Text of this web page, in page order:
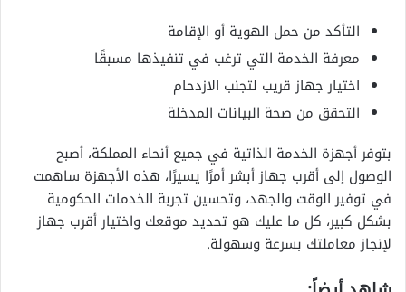
التأكد من حمل الهوية أو الإقامة
معرفة الخدمة التي ترغب في تنفيذها مسبقًا
اختيار جهاز قريب لتجنب الازدحام
التحقق من صحة البيانات المدخلة
بتوفر أجهزة الخدمة الذاتية في جميع أنحاء المملكة، أصبح
الوصول إلى أقرب جهاز أبشر أمرًا يسيرًا، هذه الأجهزة ساهمت
في توفير الوقت والجهد، وتحسين تجربة الخدمات الحكومية
بشكل كبير، كل ما عليك هو تحديد موقعك واختيار أقرب جهاز
لإنجاز معاملتك بسرعة وسهولة.